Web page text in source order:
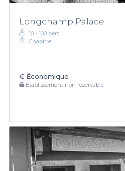
Longchamp Palace
10 - 100 pers.
Chapitre
€ Économique
Établissement non réservable